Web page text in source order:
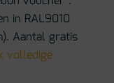
in RAL9010
Aantal gratis
volledige